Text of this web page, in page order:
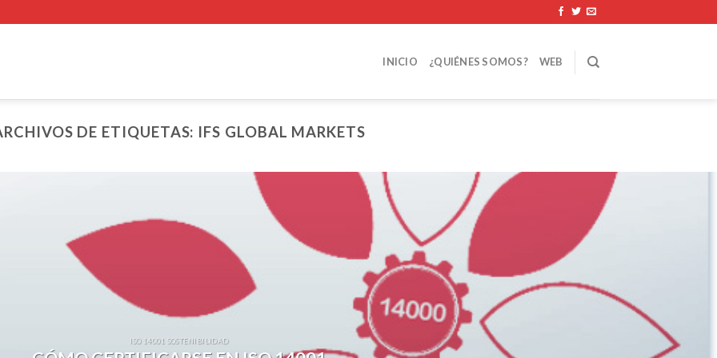
INICIO ¿QUIÉNES SOMOS? WEB
DE ETIQUETAS: IFS GLOBAL MARKETS
ISO 14001 SOSTENIBILIDAD